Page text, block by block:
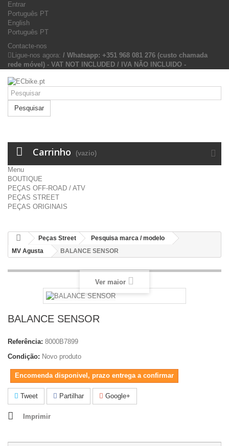
Entrar
Português PT
English
Português PT
Contacte-nos
Ligue-nos agora: / Whatsapp: +351 968 081 276 (custo chamada
rede móvel) - VAT NOT INCLUDED / IVA NÃO INCLUIDO -
Pesquisar
Carrinho (vazio)
Menu
BOUTIQUE
PEÇAS OFF-ROAD / ATV
PEÇAS STREET
PEÇAS ORIGINAIS
Peças Street
Pesquisa marca / modelo
MV Agusta
BALANCE SENSOR
Ver maior
BALANCE SENSOR
Referência: 8000B7899
Condição: Novo produto
Encomenda disponivel, prazo entrega a confirmar
Tweet Partilhar Google+
Imprimir